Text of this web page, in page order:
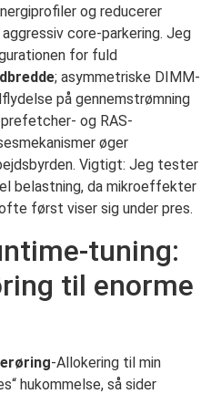
og reducerer
core-parkering. Jeg
for fuld
; asymmetriske DIMM-
på gennemstrømning
og RAS-
øger
Vigtigt: Jeg tester
belastning, da mikroeffekter
først viser sig under pres.
tuning:
til enorme
-Allokering til min
hukommelse, så sider